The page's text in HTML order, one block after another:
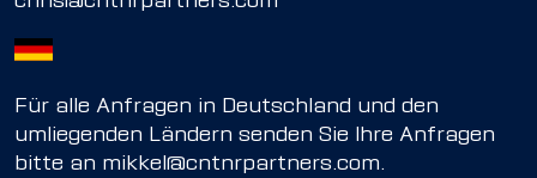
Für alle Anfragen in Deutschland und den
umliegenden Ländern senden Sie Ihre Anfragen
bitte an mikkel@cntnrpartners.com.